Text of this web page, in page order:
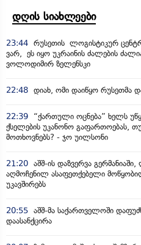
დღის სიახლეები
23:44 რუსეთის ლოგისტიკურ
ვარ, ეს იყო უკრაინის ძალების
ვოლოდიმირ ზელენსკი
22:48 დიახ, ომი დაიწყო რუსეთმა
22:39
“ქართული ოცნება” ხელს
ქსელების უკანონო გაფართოებას,
მოთხოვნებს? - ჯო უილსონი
21:20 აშშ-ის დაზვერვა
აღმოჩენილ ასაფეთქებელი
უკავშირებს
20:55 აშშ-მა საქართველოში
დაასანქცირა